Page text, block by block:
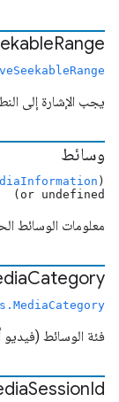
Range
يجب الإشارة إلى
وسائط
(nullable
or undefined)
معلومات الوسائط
Category
فئة الوسائط
SessionId